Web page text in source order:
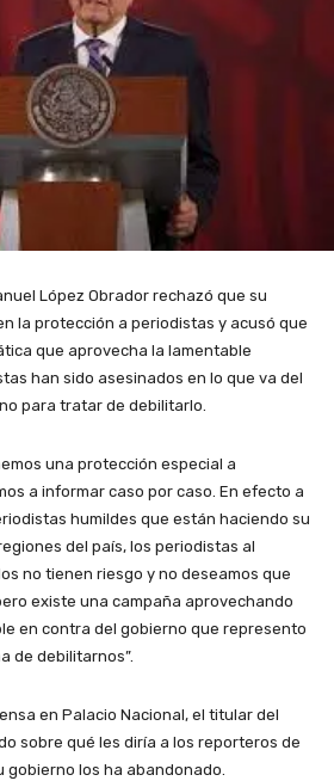
López Obrador rechazó que su
la protección a periodistas y acusó que
que aprovecha la lamentable
han sido asesinados en lo que va del
para tratar de debilitarlo.
una protección especial a
a informar caso por caso. En efecto a
humildes que están haciendo su
del país, los periodistas al
no tienen riesgo y no deseamos que
existe una campaña aprovechando
en contra del gobierno que represento
de debilitarnos”.
en Palacio Nacional, el titular del
sobre qué les diría a los reporteros de
gobierno los ha abandonado.